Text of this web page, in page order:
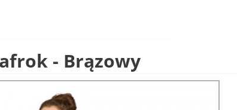
- Brązowy